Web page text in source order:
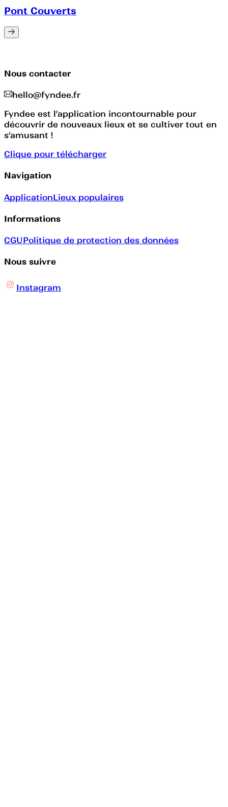
Pont Couverts
Nous contacter
hello@fyndee.fr
Fyndee est l’application incontournable pour
découvrir de nouveaux lieux et se cultiver tout en
s’amusant !
Clique pour télécharger
Navigation
ApplicationLieux populaires
Informations
CGUPolitique de protection des données
Nous suivre
Instagram